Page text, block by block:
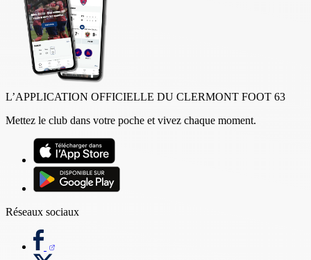
L’APPLICATION OFFICIELLE DU CLERMONT FOOT 63
Mettez le club dans votre poche et vivez chaque moment.
Réseaux sociaux